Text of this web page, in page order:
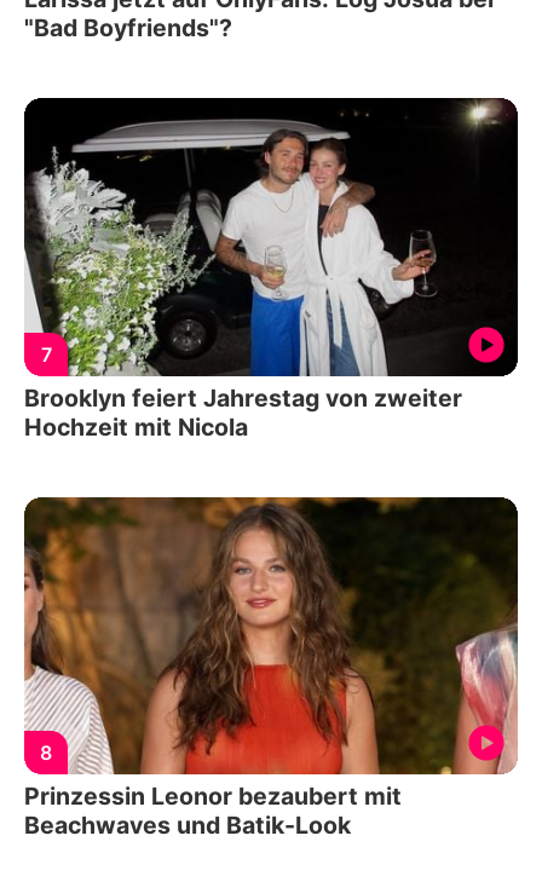
"Bad Boyfriends"?
7
Brooklyn feiert Jahrestag von zweiter
Hochzeit mit Nicola
8
Prinzessin Leonor bezaubert mit
Beachwaves und Batik-Look